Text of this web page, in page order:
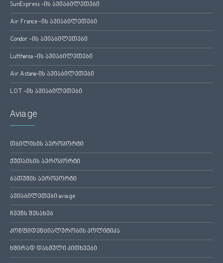
SunExpress -ის ავიაბილეთები
Air France -ის ავიაბილეთები
Condor -ის ავიაბილეთები
Lufthansa -ის ავიაბილეთები
Air Astana-ის ავიაბილეთები
LOT -ის ავიაბილეთები
Avia.ge
თბილისის აეროპორტი
ქუთაისის აეროპორტი
ბათუმის აეროპორტი
ავიაბილეთები avia.ge
ჩვენს შესახებ
კონფიდენციალურობის პოლიტიკა
ხშირად დასმული კითხვები